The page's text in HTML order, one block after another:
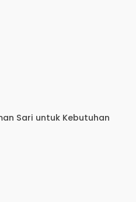
Sari untuk Kebutuhan